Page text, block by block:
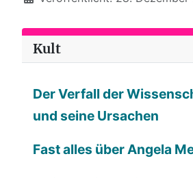
Kult
Der Verfall der
und seine Ursachen
Fast alles über Angela